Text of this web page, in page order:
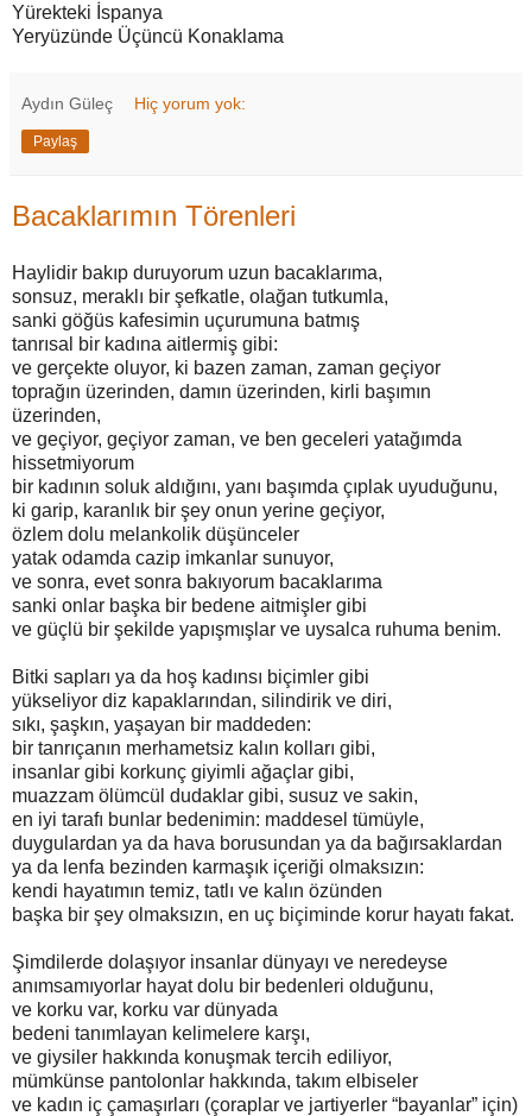
Yürekteki İspanya
Yeryüzünde Üçüncü Konaklama
Aydın Güleç Hiç yorum yok:
Paylaş
Bacaklarımın Törenleri
Haylidir bakıp duruyorum uzun bacaklarıma,
sonsuz, meraklı bir şefkatle, olağan tutkumla,
sanki göğüs kafesimin uçurumuna batmış
tanrısal bir kadına aitlermiş gibi:
ve gerçekte oluyor, ki bazen zaman, zaman geçiyor
toprağın üzerinden, damın üzerinden, kirli başımın
üzerinden,
ve geçiyor, geçiyor zaman, ve ben geceleri yatağımda
hissetmiyorum
bir kadının soluk aldığını, yanı başımda çıplak uyuduğunu,
ki garip, karanlık bir şey onun yerine geçiyor,
özlem dolu melankolik düşünceler
yatak odamda cazip imkanlar sunuyor,
ve sonra, evet sonra bakıyorum bacaklarıma
sanki onlar başka bir bedene aitmişler gibi
ve güçlü bir şekilde yapışmışlar ve uysalca ruhuma benim.
Bitki sapları ya da hoş kadınsı biçimler gibi
yükseliyor diz kapaklarından, silindirik ve diri,
sıkı, şaşkın, yaşayan bir maddeden:
bir tanrıçanın merhametsiz kalın kolları gibi,
insanlar gibi korkunç giyimli ağaçlar gibi,
muazzam ölümcül dudaklar gibi, susuz ve sakin,
en iyi tarafı bunlar bedenimin: maddesel tümüyle,
duygulardan ya da hava borusundan ya da bağırsaklardan
ya da lenfa bezinden karmaşık içeriği olmaksızın:
kendi hayatımın temiz, tatlı ve kalın özünden
başka bir şey olmaksızın, en uç biçiminde korur hayatı fakat.
Şimdilerde dolaşıyor insanlar dünyayı ve neredeyse
anımsamıyorlar hayat dolu bir bedenleri olduğunu,
ve korku var, korku var dünyada
bedeni tanımlayan kelimelere karşı,
ve giysiler hakkında konuşmak tercih ediliyor,
mümkünse pantolonlar hakkında, takım elbiseler
ve kadın iç çamaşırları (çoraplar ve jartiyerler “bayanlar” için)